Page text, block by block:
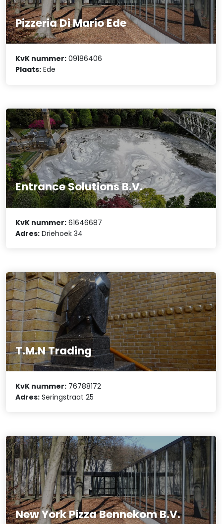
Pizzeria Di Mario Ede
KvK nummer: 09186406
Plaats: Ede
Entrance Solutions B.V.
KvK nummer: 61646687
Adres: Driehoek 34
T.M.N Trading
KvK nummer: 76788172
Adres: Seringstraat 25
New York Pizza Bennekom B.V.